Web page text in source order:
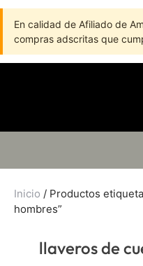
En calidad de Afiliado de
compras adscritas que
Inicio / Productos
hombres”
llaveros de